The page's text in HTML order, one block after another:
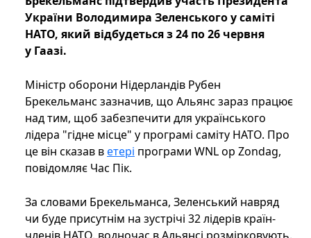
України Володимира Зеленського у саміті
НАТО, який відбудеться з 24 по 26 червня
у Гаазі.
Міністр оборони Нідерландів Рубен
Брекельманс зазначив, що Альянс зараз працює
над тим, щоб забезпечити для українського
лідера "гідне місце" у програмі саміту НАТО. Про
це він сказав ветері програми WNL op Zondag,
повідомляє Час Пік.
За словами Брекельманса, Зеленський навряд
чи буде присутнім на зустрічі 32 лідерів країн-